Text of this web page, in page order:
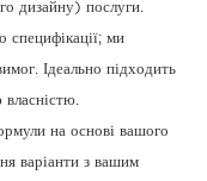
дизайну) послуги.
ми
Ідеально підходить
власністю.
на основі вашого
варіанти з вашим